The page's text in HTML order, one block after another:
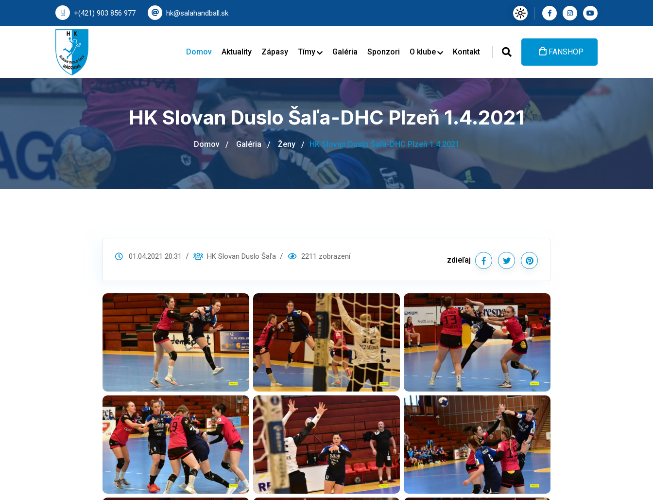
+(421) 903 856 977 hk@salahandball.sk
Domov Aktuality Zápasy Tímy Galéria Sponzori O klube Kontakt FANSHOP
HK Slovan Duslo Šaľa-DHC Plzeň 1.4.2021
Domov Galéria Ženy HK Slovan Duslo Šaľa-DHC Plzeň 1.4.2021
01.04.2021 20:31 HK Slovan Duslo Šaľa 2211 zobrazení zdieľaj